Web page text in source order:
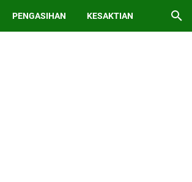
PENGASIHAN KESAKTIAN